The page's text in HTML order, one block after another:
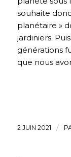
souhaite
planétaire »
jardiniers.
générations
que nous
2 JUIN 2021 /